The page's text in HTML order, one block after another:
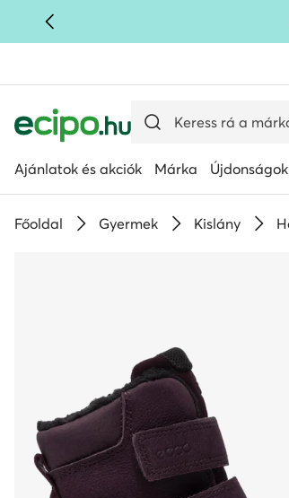
UGRÁS A FŐ TARTALOMRA
Ajánlatok és akciók Márka Újdonságok
Főoldal Gyermek Kislány